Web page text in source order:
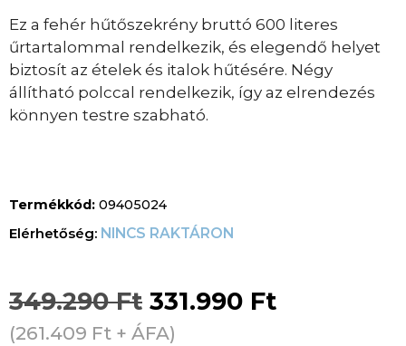
Ez a fehér hűtőszekrény bruttó 600 literes
űrtartalommal rendelkezik, és elegendő helyet
biztosít az ételek és italok hűtésére. Négy
állítható polccal rendelkezik, így az elrendezés
könnyen testre szabható.
Termékkód: 09405024
NINCS RAKTÁRON
349.290Ft 331.990 Ft
(261.409 Ft + ÁFA)